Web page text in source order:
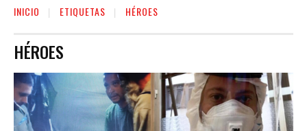
INICIO ETIQUETAS HÉROES
HÉROES